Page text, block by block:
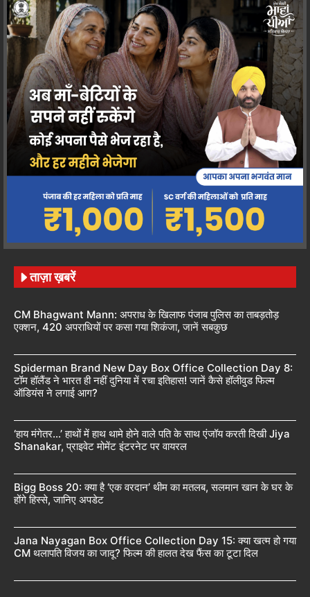
ताज़ा ख़बरें
CM Bhagwant Mann: अपराध के खिलाफ पंजाब पुलिस का ताबड़तोड़
एक्शन, 420 अपराधियों पर कसा गया शिकंजा, जानें सबकुछ
Spiderman Brand New Day Box Office Collection Day 8:
टॉम हॉलैंड ने भारत ही नहीं दुनिया में रचा इतिहास! जानें कैसे हॉलीवुड फिल्म
ऑडियंस ने लगाई आग?
‘हाय मंगेतर…’ हाथों में हाथ थामे होने वाले पति के साथ एंजॉय करती दिखी Jiya
Shanakar, प्राइवेट मोमेंट इंटरनेट पर वायरल
Bigg Boss 20: क्या है ‘एक वरदान’ थीम का मतलब, सलमान खान के घर के
होंगे हिस्से, जानिए अपडेट
Jana Nayagan Box Office Collection Day 15: क्या खत्म हो गया
CM थलापति विजय का जादू? फिल्म की हालत देख फैंस का टूटा दिल